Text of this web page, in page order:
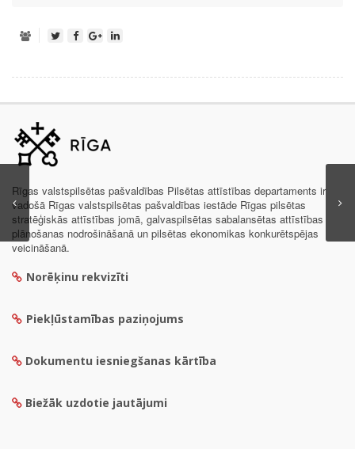
Rīgas valstspilsētas pašvaldības Pilsētas attīstības departaments ir
vadošā Rīgas valstspilsētas pašvaldības iestāde Rīgas pilsētas
stratēģiskās attīstības jomā, galvaspilsētas sabalansētas attīstības
plānošanas nodrošināšanā un pilsētas ekonomikas konkurētspējas
veicināšanā.
Norēķinu rekvizīti
Piekļūstamības paziņojums
Dokumentu iesniegšanas kārtība
Biežāk uzdotie jautājumi